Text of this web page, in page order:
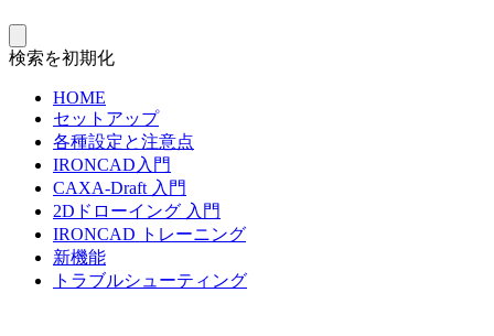
検索を初期化
HOME
セットアップ
各種設定と注意点
IRONCAD入門
CAXA-Draft 入門
2Dドローイング 入門
IRONCAD トレーニング
新機能
トラブルシューティング